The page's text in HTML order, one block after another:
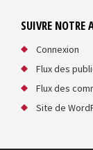
SUIVRE NOTRE
Connexion
Flux des
Flux des
Site de